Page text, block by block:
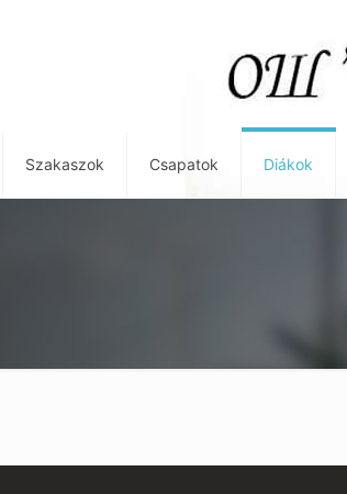
Szakaszok Csapatok Diákok